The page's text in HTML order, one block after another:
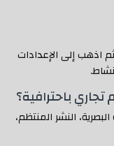
اذهب إلى الإعدادات
باحترافية؟
النشر المنتظم،